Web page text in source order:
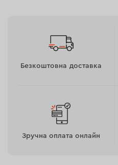
забезпечують
антиокислювальний захист.
строк служби механізмів.
Має високу стійкість
не змивається навіть
Знижує тертя і
Безкоштовна доставка
Зручна оплата онлайн